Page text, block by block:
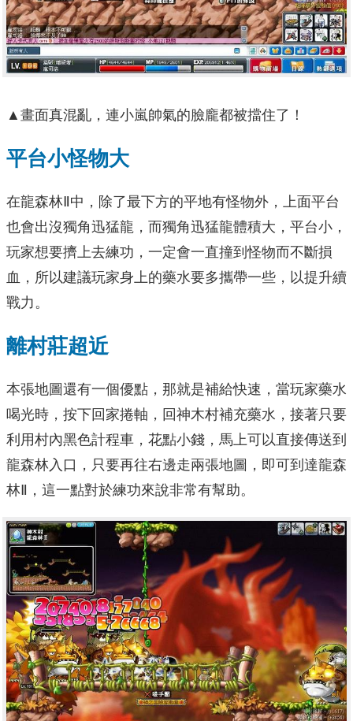
▲畫面真混亂，連小嵐帥氣的臉龐都被擋住了！
平台小怪物大
在龍森林Ⅱ中，除了最下方的平地有怪物外，上面平台
也會出沒獨角迅猛龍，而獨角迅猛龍體積大，平台小，
玩家想要擠上去練功，一定會一直撞到怪物而不斷損
血，所以建議玩家身上的藥水要多攜帶一些，以提升續
戰力。
離村莊超近
本張地圖還有一個優點，那就是補給快速，當玩家藥水
喝光時，按下回家捲軸，回神木村補充藥水，接著只要
利用村內黑色計程車，花點小錢，馬上可以直接傳送到
龍森林入口，只要再往右邊走兩張地圖，即可到達龍森
林Ⅱ，這一點對於練功來說非常有幫助。